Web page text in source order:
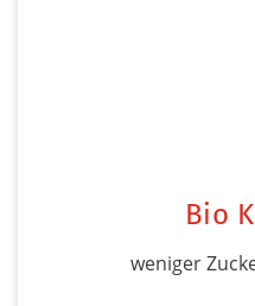
Bio
weniger